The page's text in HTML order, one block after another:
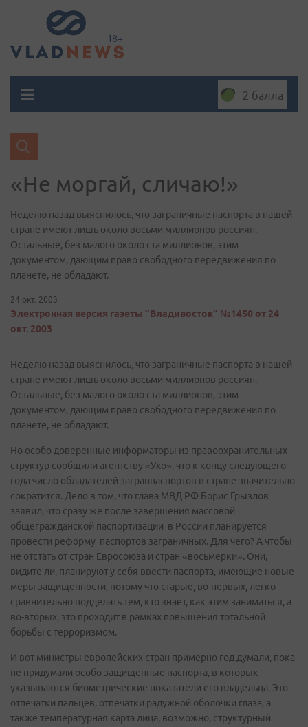
2 балла
«Не моргай, сличаю!»
Неделю назад выяснилось, что заграничные паспорта в нашей
стране имеют лишь около восьми миллионов россиян.
Остальные, без малого около ста миллионов, этим
документом, дающим право свободного передвижения по
планете, не обладают.
24 окт. 2003
Электронная версия газеты "Владивосток" №1450 от 24
окт. 2003
Неделю назад выяснилось, что заграничные паспорта в нашей
стране имеют лишь около восьми миллионов россиян.
Остальные, без малого около ста миллионов, этим
документом, дающим право свободного передвижения по
планете, не обладают.
Но особо доверенные информаторы из правоохранительных
структур сообщили агентству «Ухо», что к концу следующего
года число обладателей загранпаспортов в стране значительно
сократится. Дело в том, что глава МВД РФ Борис Грызлов
заявил, что сразу же после завершения массовой
общегражданской паспортизации в России планируется
провести реформу паспортов заграничных. Для чего? А чтобы
не отстать от стран Евросоюза и стран «восьмерки». Они,
видите ли, планируют у себя ввести паспорта, имеющие новые
меры защищенности, потому что старые, во-первых, легко
сравнительно подделать тем, кто знает, как этим заниматься, а
во-вторых, это проходит в рамках повышения тотальной
борьбы с терроризмом.
И вот министры европейских стран примерно год думали, пока
не придумали особо защищенные паспорта, в которых
указываются биометрические показатели его владельца. Это
отпечатки пальцев, отпечатки радужной оболочки глаза, а
также температурная карта лица, возможно, структурный